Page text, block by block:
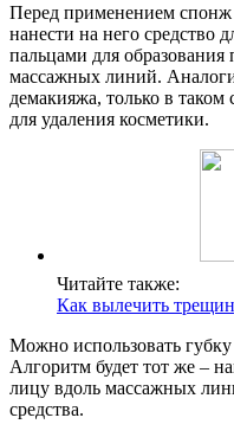
Перед применением спонж
нанести на него средство
пальцами для
массажных линий.
демакияжа, только в таком
для удаления косметики.
Читайте также:
Как вылечить
Можно использовать
Алгоритм будет тот же –
лицу вдоль массажных
средства.